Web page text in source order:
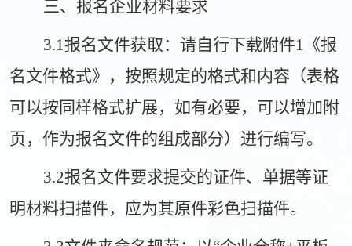
三、报名企业材料要求
3.1报名文件获取：请自行下载附件1《报
名文件格式》， 按照规定的格式和内容（表格
可以按同样格式扩展，如有必要，可以增加附
页，作为报名文件的组成部分）进行编写。
3.2报名文件要求提交的证件、单据等证
明材料扫描件，应为其原件彩色扫描件。